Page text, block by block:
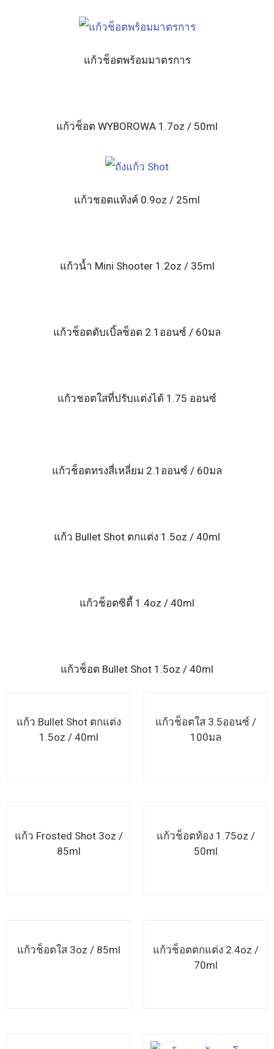
แก้วช็อตพร้อมมาตรการ
แก้วช็อต WYBOROWA 1.7oz / 50ml
แก้วชอตแท้งค์ 0.9oz / 25ml
แก้วน้ำ Mini Shooter 1.2oz / 35ml
แก้วช็อตดับเบิ้ลช็อต 2.1ออนซ์ / 60มล
แก้วชอตใสที่ปรับแต่งได้ 1.75 ออนซ์
แก้วช็อตทรงสี่เหลี่ยม 2.1ออนซ์ / 60มล
แก้ว Bullet Shot ตกแต่ง 1.5oz / 40ml
แก้วช็อตซิตี้ 1.4oz / 40ml
แก้วช็อต Bullet Shot 1.5oz / 40ml
แก้ว Bullet Shot ตกแต่ง
1.5oz / 40ml
แก้วช็อตใส 3.5ออนซ์ /
100มล
แก้ว Frosted Shot 3oz /
85ml
แก้วช็อตท้อง 1.75oz /
50ml
แก้วช็อตใส 3oz / 85ml
แก้วช็อตตกแต่ง 2.4oz /
70ml